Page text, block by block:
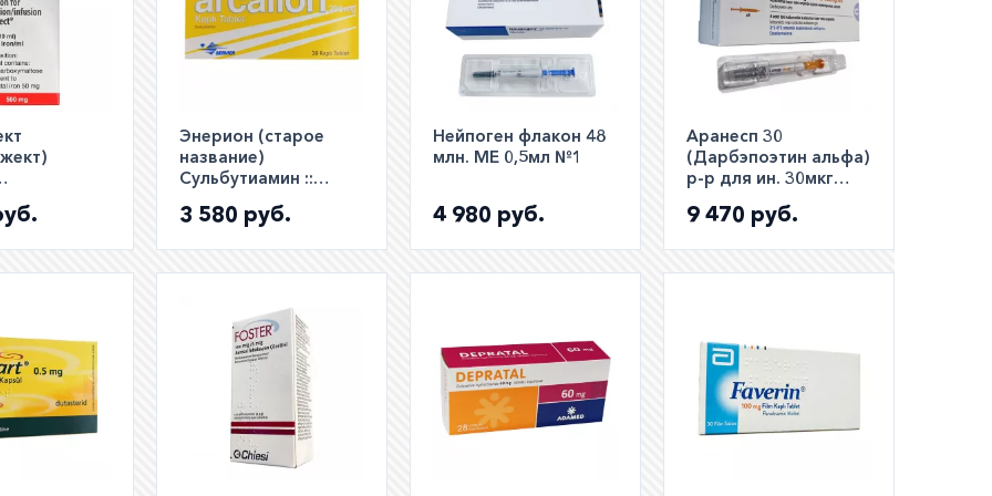
Энерион (старое
название)
Сульбутиамин ::
Arcalion Аркалион
200мг таб. №30
3 580 руб.
Нейпоген флакон 48
млн. МЕ 0,5мл №1
4 980 руб.
Аранесп 30
(Дарбэпоэтин альфа)
р-р для ин. 30мкг
0,3мл шприц №1
9 470 руб.